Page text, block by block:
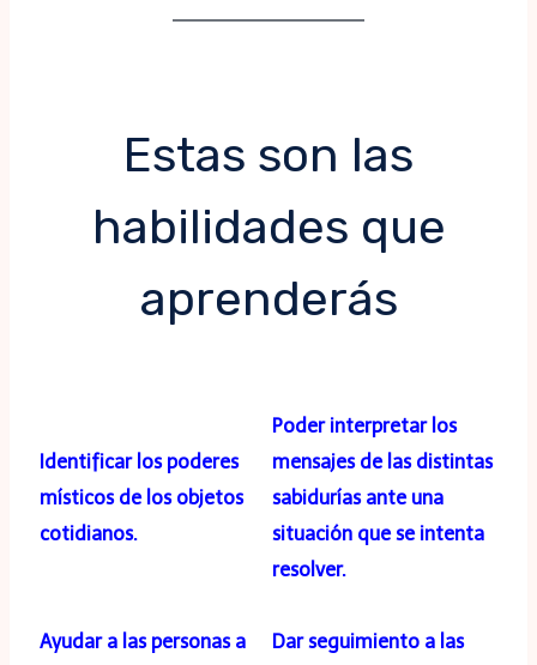
Estas son las
habilidades que
aprenderás
Identificar los poderes
místicos de los objetos
cotidianos.
Poder interpretar los
mensajes de las distintas
sabidurías ante una
situación que se intenta
resolver.
Ayudar a las personas a
Dar seguimiento a las